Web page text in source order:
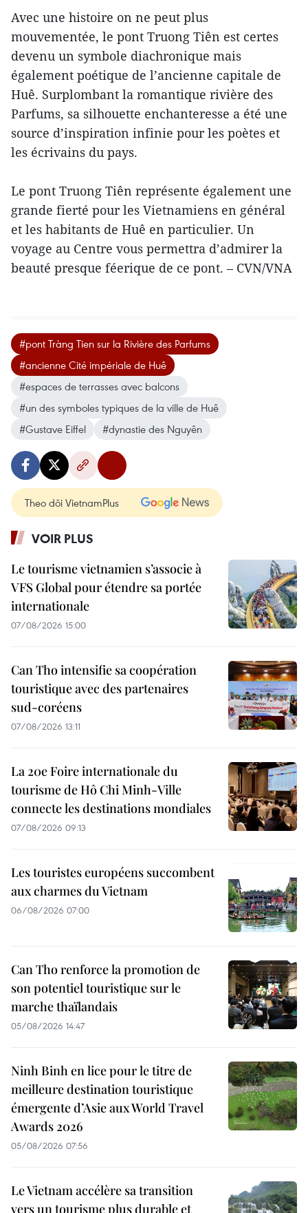
Avec une histoire on ne peut plus
mouvementée, le pont Truong Tiên est certes
devenu un symbole diachronique mais
également poétique de l’ancienne capitale de
Huê. Surplombant la romantique rivière des
Parfums, sa silhouette enchanteresse a été une
source d’inspiration infinie pour les poètes et
les écrivains du pays.
Le pont Truong Tiên représente également une
grande fierté pour les Vietnamiens en général
et les habitants de Huê en particulier. Un
voyage au Centre vous permettra d’admirer la
beauté presque féerique de ce pont. – CVN/VNA
#pont Tràng Tien sur la Rivière des Parfums
#ancienne Cité impériale de Huê
#espaces de terrasses avec balcons
#un des symboles typiques de la ville de Huê
#Gustave Eiffel
#dynastie des Nguyên
Theo dõi VietnamPlus
VOIR PLUS
Le tourisme vietnamien s’associe à
VFS Global pour étendre sa portée
internationale
07/08/2026 15:00
Can Tho intensifie sa coopération
touristique avec des partenaires
sud-coréens
07/08/2026 13:11
La 20e Foire internationale du
tourisme de Hô Chi Minh-Ville
connecte les destinations mondiales
07/08/2026 09:13
Les touristes européens succombent
aux charmes du Vietnam
06/08/2026 07:00
Can Tho renforce la promotion de
son potentiel touristique sur le
marche thaïlandais
05/08/2026 14:47
Ninh Binh en lice pour le titre de
meilleure destination touristique
émergente d’Asie aux World Travel
Awards 2026
05/08/2026 07:56
Le Vietnam accélère sa transition
vers un tourisme plus durable et